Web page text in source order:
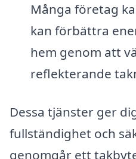
Många företag
kan förbättra
hem genom att
reflekterande
Dessa tjänster ger
fullständighet och
genomgår ett